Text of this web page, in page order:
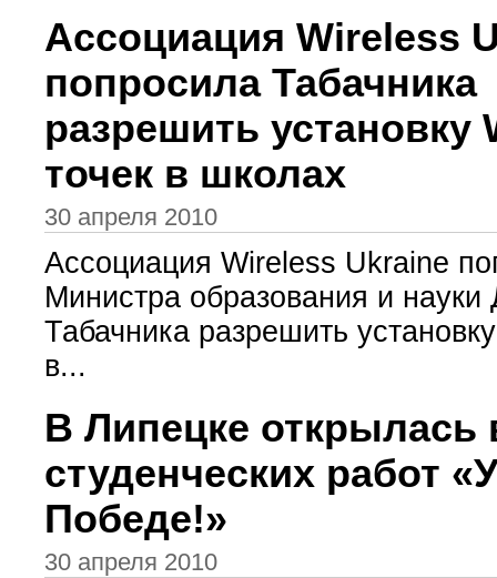
Ассоциация Wireless
попросила Табачника
разрешить установку
точек в школах
30 апреля 2010
Ассоциация Wireless Ukraine
Министра образования и науки
Табачника разрешить
в...
В Липецке открылась
студенческих работ
Победе!»
30 апреля 2010